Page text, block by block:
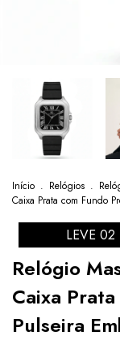
Início . Relógios .
Caixa Prata com Fundo
LEVE 02
Relógio
Caixa
Pulseira